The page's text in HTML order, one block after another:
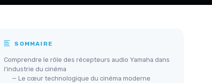
SOMMAIRE
Comprendre le rôle des récepteurs audio Yamaha dans
l’industrie du cinéma
— Le cœur technologique du cinéma moderne